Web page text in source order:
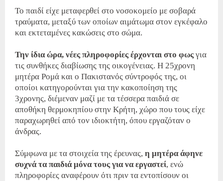
Το παιδί είχε μεταφερθεί στο νοσοκομείο με σοβαρά
τραύματα, μεταξύ των οποίων αιμάτωμα στον εγκέφαλο
και εκτεταμένες κακώσεις στο σώμα.
Την ίδια ώρα, νέες πληροφορίες έρχονται στο φωςγια
τις συνθήκες διαβίωσης της οικογένειας. Η 25χρονη
μητέρα Ρομά και ο Πακιστανός σύντροφός της, οι
οποίοι κατηγορούνται για την κακοποίηση της
3χρονης, διέμεναν μαζί με τα τέσσερα παιδιά σε
αποθήκη θερμοκηπίου στην Κρήτη, χώρο που τους είχε
παραχωρηθεί από τον ιδιοκτήτη, όπου εργαζόταν ο
άνδρας.
Σύμφωνα με τα στοιχεία της έρευνας, η μητέρα άφηνε
συχνά τα παιδιά μόνα τους για να εργαστεί, ενώ
πληροφορίες αναφέρουν ότι πριν τα εντοπίσουν οι